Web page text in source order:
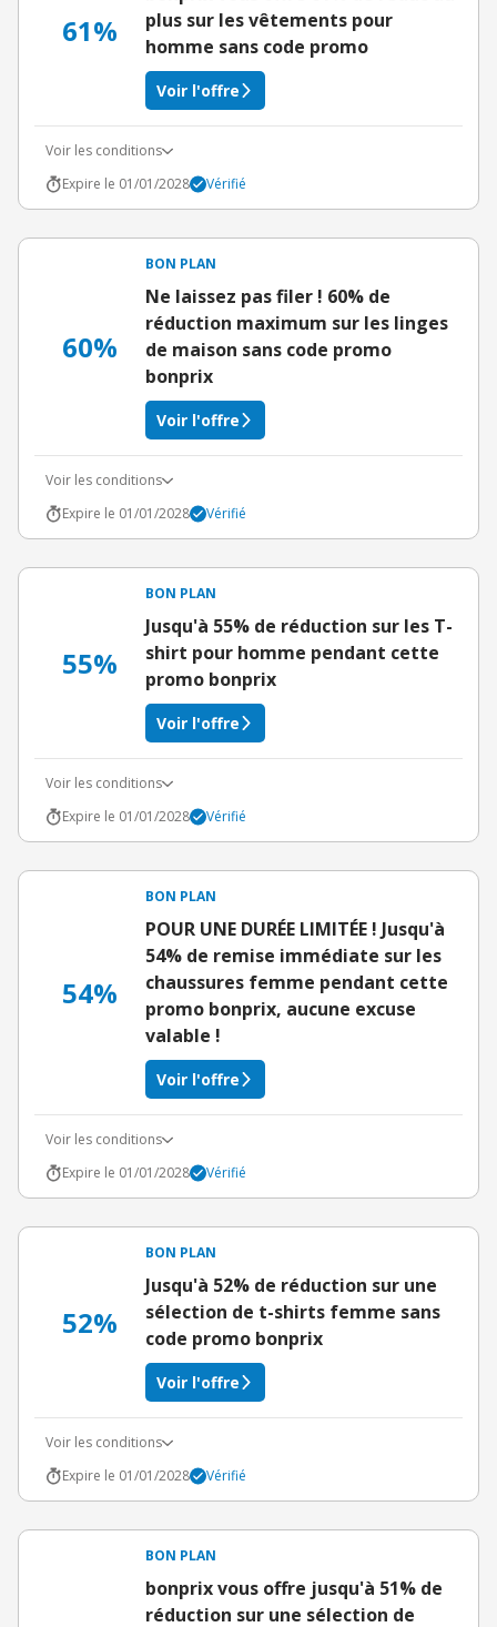
61%
plus sur les vêtements pour
homme sans code promo
Voir l'offre
Voir les conditions
Expire le 01/01/2028
Vérifié
60%
BON PLAN
Ne laissez pas filer ! 60% de
réduction maximum sur les linges
de maison sans code promo
bonprix
Voir l'offre
Voir les conditions
Expire le 01/01/2028
Vérifié
55%
BON PLAN
Jusqu'à 55% de réduction sur les T-
shirt pour homme pendant cette
promo bonprix
Voir l'offre
Voir les conditions
Expire le 01/01/2028
Vérifié
54%
BON PLAN
POUR UNE DURÉE LIMITÉE ! Jusqu'à
54% de remise immédiate sur les
chaussures femme pendant cette
promo bonprix, aucune excuse
valable !
Voir l'offre
Voir les conditions
Expire le 01/01/2028
Vérifié
52%
BON PLAN
Jusqu'à 52% de réduction sur une
sélection de t-shirts femme sans
code promo bonprix
Voir l'offre
Voir les conditions
Expire le 01/01/2028
Vérifié
BON PLAN
bonprix vous offre jusqu'à 51% de
réduction sur une sélection de